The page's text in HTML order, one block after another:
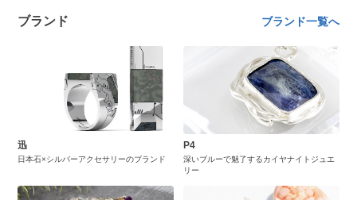
ブランド ブランド一覧へ
迅
日本石×シルバーアクセサリーのブランド
P4
深いブルーで魅了するカイヤナイトジュエ
リー